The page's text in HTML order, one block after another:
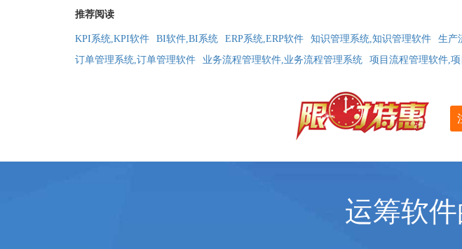
推荐阅读
KPI系统,KPI软件 BI软件,BI系统 ERP系统,ERP软件 知识管理系统,知识管理软件 生产
订单管理系统,订单管理软件
业务流程管理软件,业务流程管理系统 项目流程管理软件,
运筹软